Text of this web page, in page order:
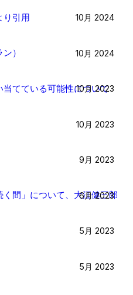
り引用 10月 2024
） 10月 2024
てている可能性について
10月 2023
10月 2023
9月 2023
く間」について、大江健三郎
6月 2023
5月 2023
5月 2023